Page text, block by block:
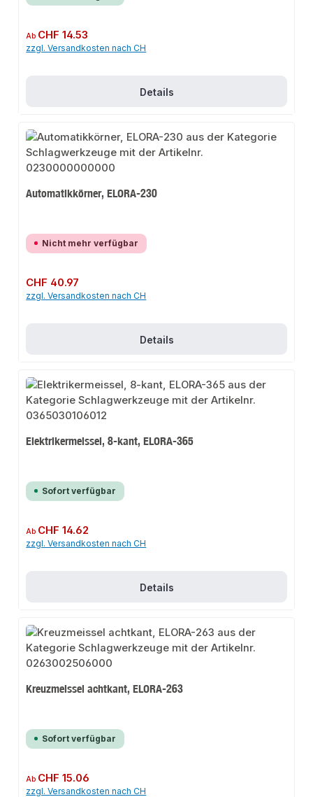
Regulärer Preis:
Ab CHF 14.53
zzgl. Versandkosten nach CH
Details
Automatikkörner, ELORA-230
Nicht mehr verfügbar
Regulärer Preis:
CHF 40.97
zzgl. Versandkosten nach CH
Details
Elektrikermeissel, 8-kant, ELORA-365
Sofort verfügbar
Regulärer Preis:
Ab CHF 14.62
zzgl. Versandkosten nach CH
Details
Kreuzmeissel achtkant, ELORA-263
Sofort verfügbar
Regulärer Preis:
Ab CHF 15.06
zzgl. Versandkosten nach CH